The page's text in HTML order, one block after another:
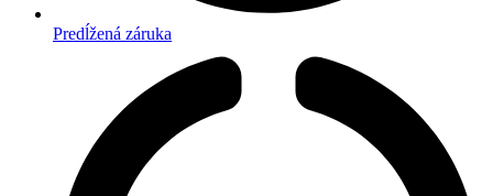
Predĺžená záruka